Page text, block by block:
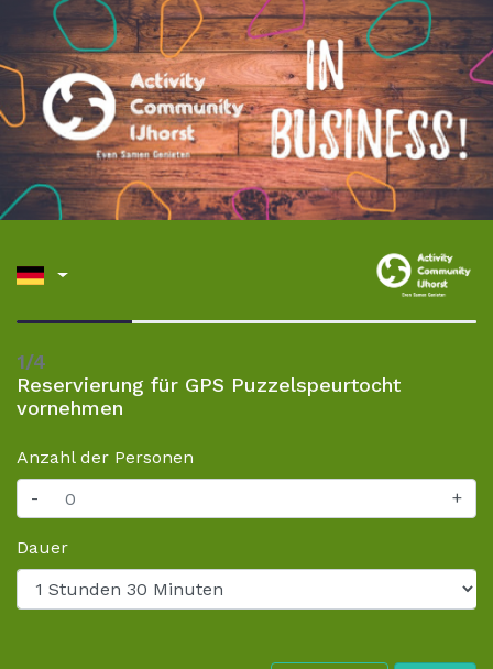
1/4
Reservierung für GPS Puzzelspeurtocht
vornehmen
Anzahl der Personen
-
+
Dauer